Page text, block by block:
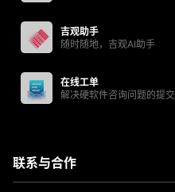
吉观助手
随时随地，吉观AI助手
在线工单
解决硬软件咨询问题的提交
联系与合作